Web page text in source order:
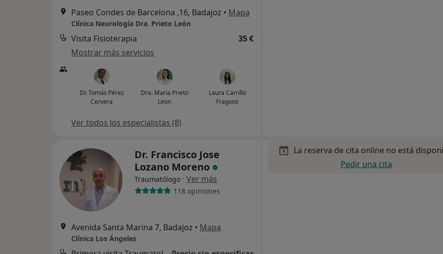
Paseo Condes de Barcelona ,16, Badajoz • Mapa
Clínica Neurología Dra. Prieto León
Visita Fisioterapia
35 €
Mostrar más servicios
Dr. Tomás Pérez
Cervera
Dra. Maria Prieto
Leon
Laura Carrillo
Fragoso
Ver todos los especialistas (8)
Dr. Francisco Jose
Lozano Moreno
Traumatólogo · Ver más
118 opiniones
Avenida Santa Marina 7, Badajoz • Mapa
Clínica Los Ángeles
La reserva de cita online no está
Pedir una cita